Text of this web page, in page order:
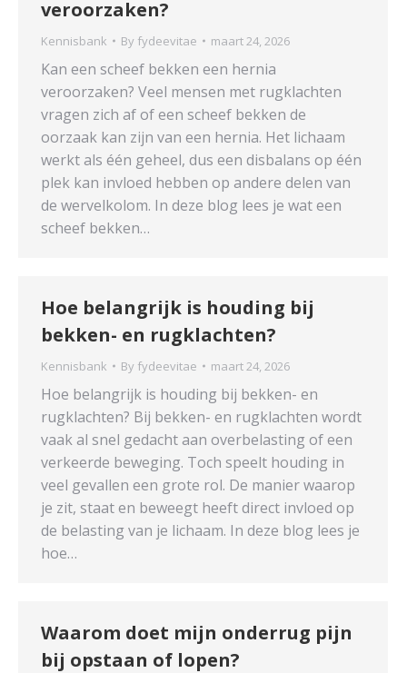
veroorzaken?
Kennisbank By fydeevitae maart 24, 2026
Kan een scheef bekken een hernia
veroorzaken? Veel mensen met rugklachten
vragen zich af of een scheef bekken de
oorzaak kan zijn van een hernia. Het lichaam
werkt als één geheel, dus een disbalans op één
plek kan invloed hebben op andere delen van
de wervelkolom. In deze blog lees je wat een
scheef bekken…
Hoe belangrijk is houding bij
bekken- en rugklachten?
Kennisbank By fydeevitae maart 24, 2026
Hoe belangrijk is houding bij bekken- en
rugklachten? Bij bekken- en rugklachten wordt
vaak al snel gedacht aan overbelasting of een
verkeerde beweging. Toch speelt houding in
veel gevallen een grote rol. De manier waarop
je zit, staat en beweegt heeft direct invloed op
de belasting van je lichaam. In deze blog lees je
hoe…
Waarom doet mijn onderrug pijn
bij opstaan of lopen?